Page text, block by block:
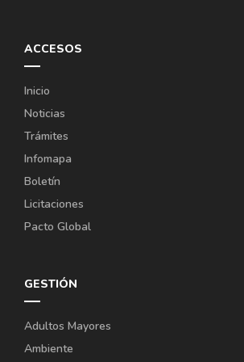
ACCESOS
Inicio
Noticias
Trámites
Infomapa
Boletín
Licitaciones
Pacto Global
GESTIÓN
Adultos Mayores
Ambiente